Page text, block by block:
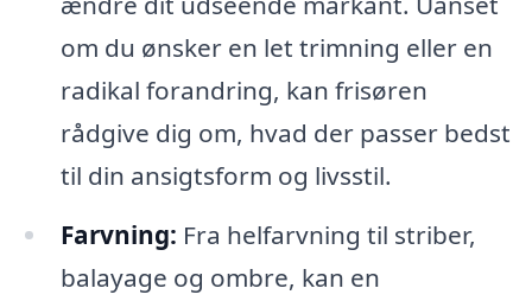
om du ønsker en let trimning eller en
radikal forandring, kan frisøren
rådgive dig om, hvad der passer bedst
til din ansigtsform og livsstil.
Farvning: Fra helfarvning til striber,
balayage og ombre, kan en